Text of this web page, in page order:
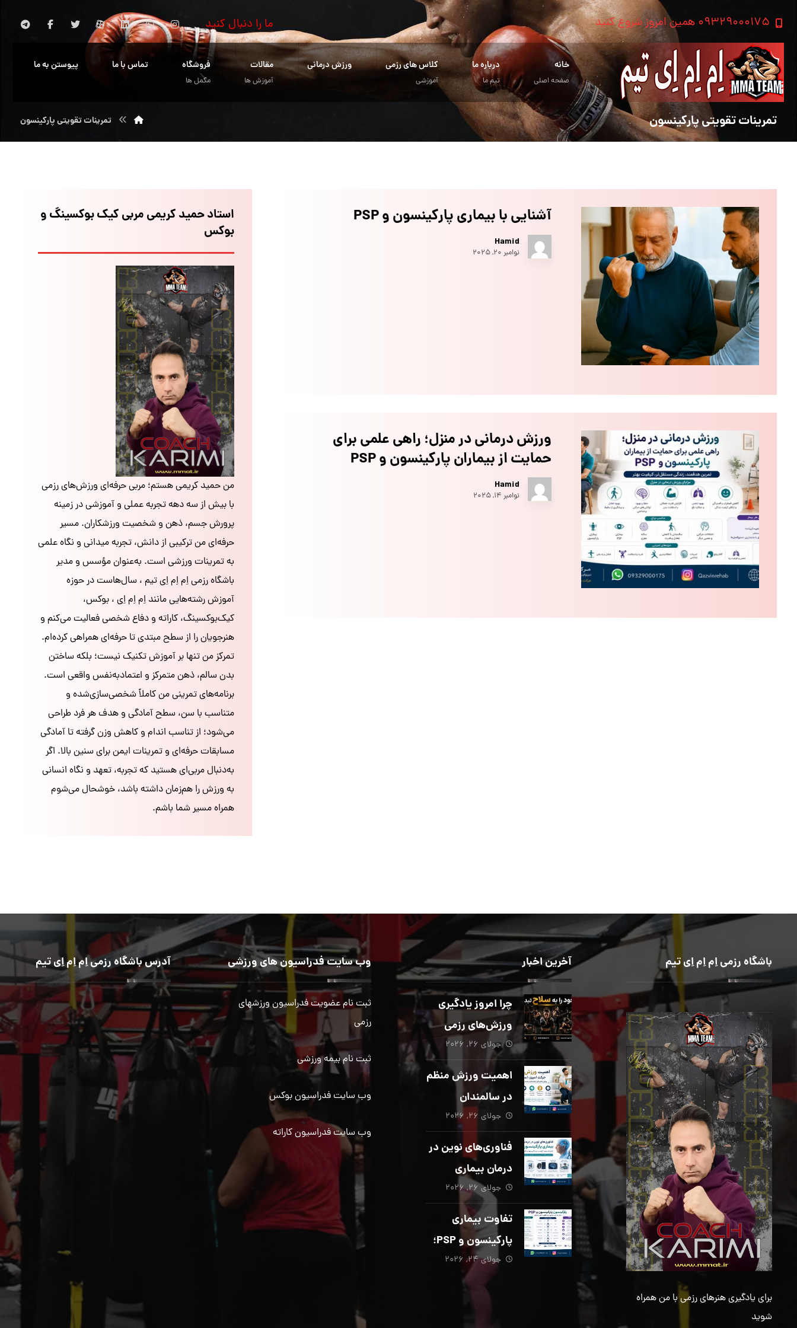
۰۹۳۲۹۰۰۰۱۷۵ همین امروز شروع کنید ما را دنبال کنید
خانه
صفحه اصلی
درباره ما
تیم ما
کلاس های رزمی
آموزشی
ورزش درمانی مقالات
آموزش ها
فروشگاه
مکمل ها
تماس با ما پیوستن به ما
تمرینات تقویتی پارکینسون تمرینات تقویتی پارکینسون
آشنایی با بیماری پارکینسون و PSP
Hamid
نوامبر ۲۰, ۲۰۲۵
ورزش درمانی در منزل؛ راهی علمی برای
حمایت از بیماران پارکینسون و PSP
Hamid
نوامبر ۱۴, ۲۰۲۵
استاد حمید کریمی مربی کیک بوکسینگ و
بوکس
من حمید کریمی هستم؛ مربی حرفه‌ای ورزش‌های رزمی
با بیش از سه دهه تجربه عملی و آموزشی در زمینه
پرورش جسم، ذهن و شخصیت ورزشکاران. مسیر
حرفه‌ای من ترکیبی از دانش، تجربه میدانی و نگاه علمی
به تمرینات ورزشی است. به‌عنوان مؤسس و مدیر
باشگاه رزمی اِم اِم اِی تیم ، سال‌هاست در حوزه
آموزش رشته‌هایی مانند اِم اِم اِی ، بوکس،
کیک‌بوکسینگ، کاراته و دفاع شخصی فعالیت می‌کنم و
هنرجویان را از سطح مبتدی تا حرفه‌ای همراهی کرده‌ام.
تمرکز من تنها بر آموزش تکنیک نیست؛ بلکه ساختن
بدن سالم، ذهن متمرکز و اعتمادبه‌نفس واقعی است.
برنامه‌های تمرینی من کاملاً شخصی‌سازی‌شده و
متناسب با سن، سطح آمادگی و هدف هر فرد طراحی
می‌شود؛ از تناسب اندام و کاهش وزن گرفته تا آمادگی
مسابقات حرفه‌ای و تمرینات ایمن برای سنین بالا. اگر
به‌دنبال مربی‌ای هستید که تجربه، تعهد و نگاه انسانی
به ورزش را هم‌زمان داشته باشد، خوشحال می‌شوم
همراه مسیر شما باشم.
باشگاه رزمی اِم اِم اِی تیم
برای یادگیری هنرهای رزمی با من همراه
شوید
آخرین اخبار
چرا امروز یادگیری
ورزش‌های رزمی
بیش از هر زمان
دیگری ضروری
است؟
جولای ۲۶, ۲۰۲۶
اهمیت ورزش منظم
در سالمندان
جولای ۲۶, ۲۰۲۶
فناوری‌های نوین در
درمان بیماری
پارکینسون؛ از هوش
مصنوعی تا تحریک
عمقی مغز
جولای ۲۶, ۲۰۲۶
تفاوت بیماری
پارکینسون و PSP؛
از تشخیص تا
توانبخشی تخصصی
در منزل_بخش پنجم
جولای ۲۴, ۲۰۲۶
وب سایت فدراسیون های ورزشی
ثبت نام عضویت فدراسیون ورزشهای
رزمی
ثبت نام بیمه ورزشی
وب سایت فدراسیون بوکس
وب سایت فدراسیون کاراته
آدرس باشگاه رزمی اِم اِم اِی تیم